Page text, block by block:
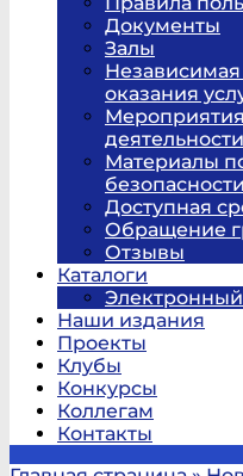
Документы
Залы
Независимая
оказания
деятельности
Материалы
безопасности
Доступная
Обращение
Отзывы
Каталоги
Электронный
Наши издания
Проекты
Клубы
Конкурсы
Коллегам
Контакты